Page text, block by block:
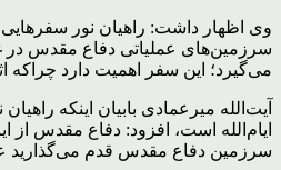
وی اظهار داشت: راهیان نور سفرهایی
سرزمین‌های عملیاتی دفاع مقدس
می‌گیرد؛ این سفر اهمیت دارد چراکه
آیت‌الله میرعمادی بابیان اینکه
ایام‌الله است، افزود: دفاع مقدس از
سرزمین دفاع مقدس قدم می‌گذارید